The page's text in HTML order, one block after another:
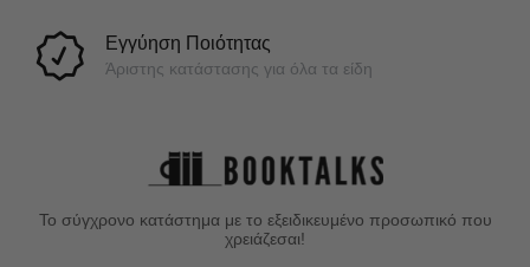
Εγγύηση Ποιότητας
Άριστης κατάστασης για όλα τα είδη
Το σύγχρονο κατάστημα με το εξειδικευμένο προσωπικό που
χρειάζεσαι!